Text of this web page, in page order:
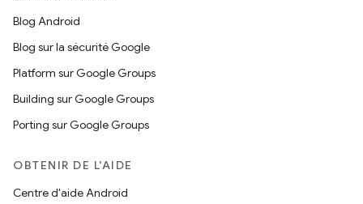
Blog Android
Blog sur la sécurité Google
Platform sur Google Groups
Building sur Google Groups
Porting sur Google Groups
OBTENIR DE L'AIDE
Centre d'aide Android